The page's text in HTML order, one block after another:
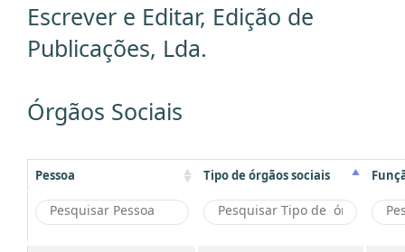
Escrever e Editar, Edição de
Publicações, Lda.
Órgãos Sociais
Pessoa Tipo de órgãos sociais